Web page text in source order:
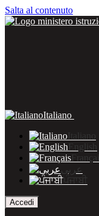
Salta al contenuto
Italiano
Italiano
English
Français
عربى
ਪੰਜਾਬੀ
Accedi